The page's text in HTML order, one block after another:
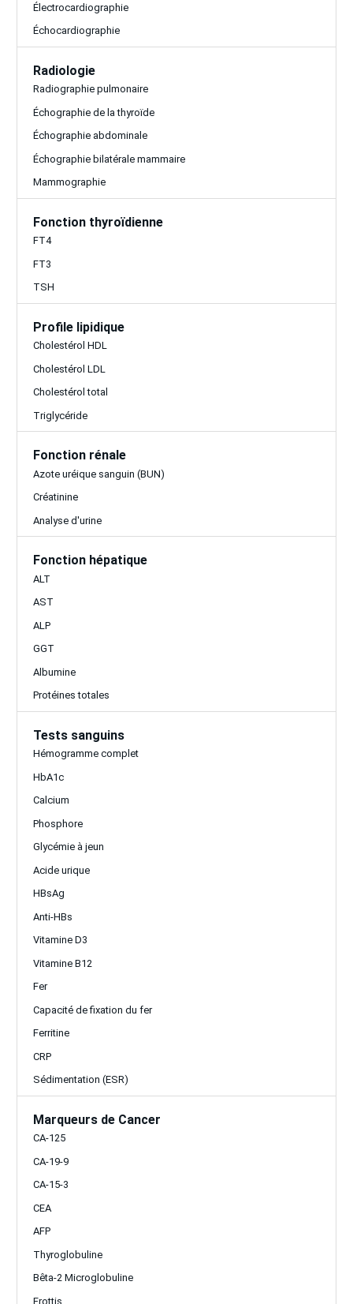
Électrocardiographie
Échocardiographie
Radiologie
Radiographie pulmonaire
Échographie de la thyroïde
Échographie abdominale
Échographie bilatérale mammaire
Mammographie
Fonction thyroïdienne
FT4
FT3
TSH
Profile lipidique
Cholestérol HDL
Cholestérol LDL
Cholestérol total
Triglycéride
Fonction rénale
Azote uréique sanguin (BUN)
Créatinine
Analyse d'urine
Fonction hépatique
ALT
AST
ALP
GGT
Albumine
Protéines totales
Tests sanguins
Hémogramme complet
HbA1c
Calcium
Phosphore
Glycémie à jeun
Acide urique
HBsAg
Anti-HBs
Vitamine D3
Vitamine B12
Fer
Capacité de fixation du fer
Ferritine
CRP
Sédimentation (ESR)
Marqueurs de Cancer
CA-125
CA-19-9
CA-15-3
CEA
AFP
Thyroglobuline
Bêta-2 Microglobuline
Frottis